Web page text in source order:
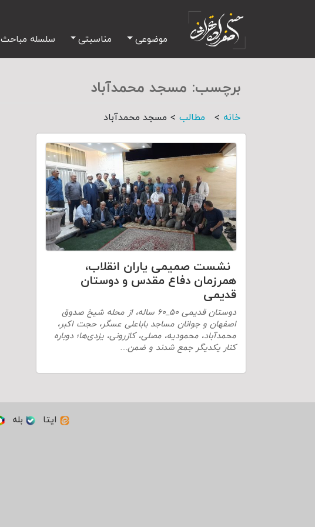
موضوعی مناسبتی سلسله مباحث
برچسب: مسجد محمدآباد
خانه > مطالب > مسجد محمدآباد
نشست صمیمی یاران انقلاب،
همرزمان دفاع مقدس و دوستان
قدیمی
دوستان قدیمی ۵۰_۶۰ ساله، از محله شیخ صدوق
اصفهان و جوانان مساجد باباعلی عسگر، حجت اکبر،
محمدآباد، محمودیه، مصلی، کازرونی، یزدی‌ها؛ دوباره
کنار یکدیگر جمع شدند و ضمن…
ایتا بله